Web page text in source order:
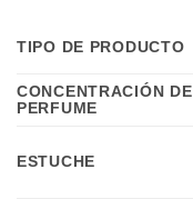
TIPO DE PRODUCTO
CONCENTRACIÓN DE
PERFUME
ESTUCHE